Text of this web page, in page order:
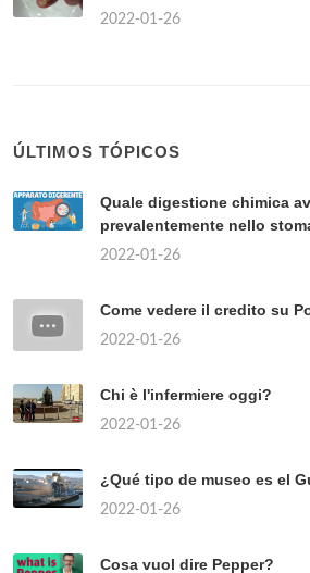
2022-01-26
ÚLTIMOS TÓPICOS
Quale digestione chimica
prevalentemente nello
2022-01-26
Come vedere il credito su
2022-01-26
Chi è l'infermiere oggi?
2022-01-26
¿Qué tipo de museo es el
2022-01-26
Cosa vuol dire Pepper?